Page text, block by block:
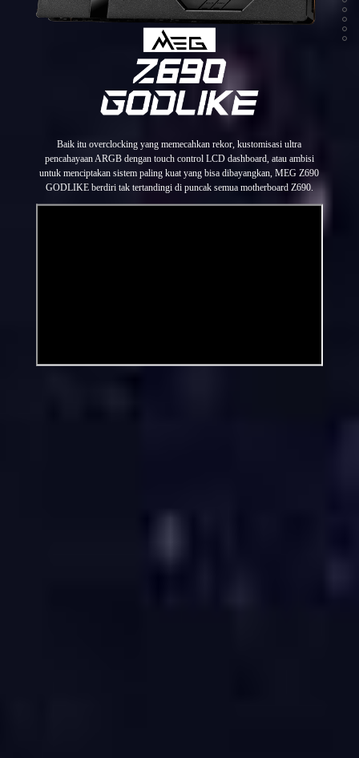
Baik itu overclocking yang memecahkan rekor, kustomisasi ultra
pencahayaan ARGB dengan touch control LCD dashboard, atau ambisi
untuk menciptakan sistem paling kuat yang bisa dibayangkan, MEG Z690
GODLIKE berdiri tak tertandingi di puncak semua motherboard Z690.